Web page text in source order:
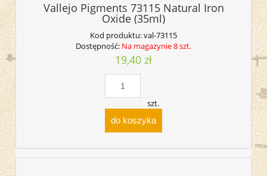
Vallejo Pigments 73115 Natural Iron
Oxide (35ml)
Kod produktu:val-73115
Dostępność: Na magazynie 8 szt.
19,40 zł
szt.
do koszyka